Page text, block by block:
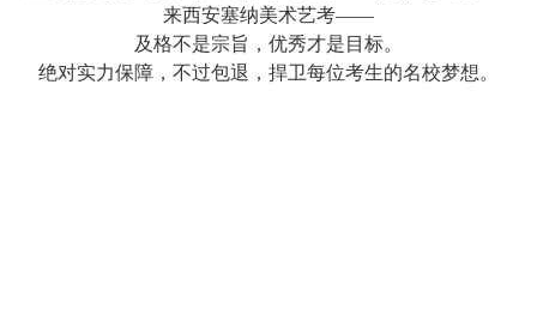
来西安塞纳美术艺考——
及格不是宗旨，优秀才是目标。
绝对实力保障，不过包退，捍卫每位考生的名校梦想。